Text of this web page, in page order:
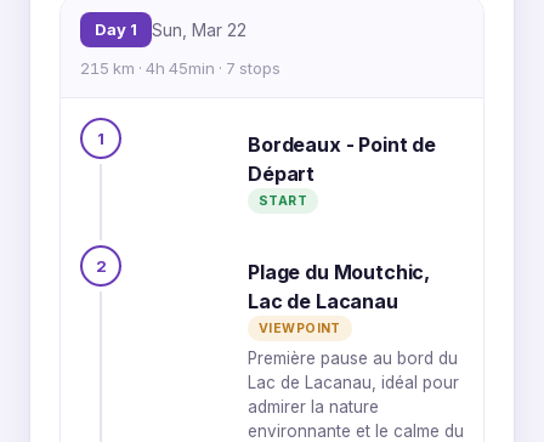
2
5
Day 1 Sun, Mar 22
215 km · 4h 45min · 7 stops
1
Bordeaux - Point de
Départ
START
2
Plage du Moutchic,
Lac de Lacanau
VIEWPOINT
Première pause au bord du
Lac de Lacanau, idéal pour
admirer la nature
environnante et le calme du